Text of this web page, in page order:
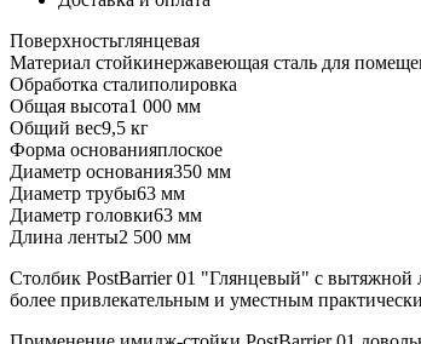
Поверхностьглянцевая
Материал стойкинержавеющая сталь для
Обработка сталиполировка
Общая высота1 000 мм
Общий вес9,5 кг
Форма основанияплоское
Диаметр основания350 мм
Диаметр трубы63 мм
Диаметр головки63 мм
Длина ленты2 500 мм
Столбик PostBarrier 01 "Глянцевый" с вытяжной
более привлекательным и уместным